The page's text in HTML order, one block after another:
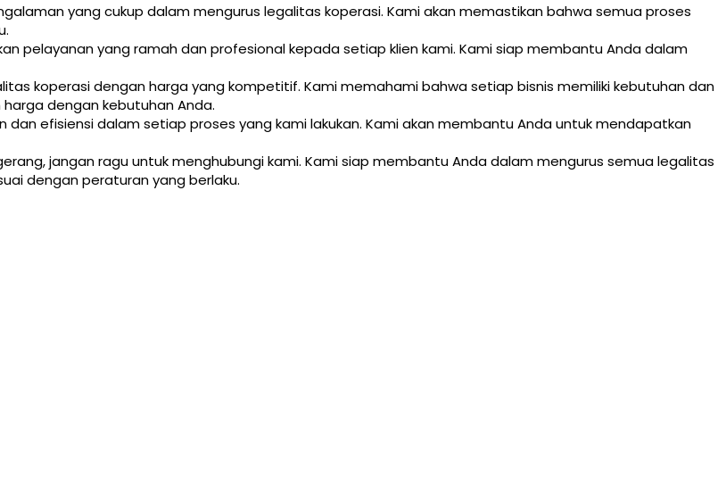
yang cukup dalam mengurus legalitas koperasi. Kami akan memastikan bahwa semua proses
pelayanan yang ramah dan profesional kepada setiap klien kami. Kami siap membantu Anda dalam
koperasi dengan harga yang kompetitif. Kami memahami bahwa setiap bisnis memiliki kebutuhan dan
dengan kebutuhan Anda.
efisiensi dalam setiap proses yang kami lakukan. Kami akan membantu Anda untuk mendapatkan
jangan ragu untuk menghubungi kami. Kami siap membantu Anda dalam mengurus semua legalitas
dengan peraturan yang berlaku.